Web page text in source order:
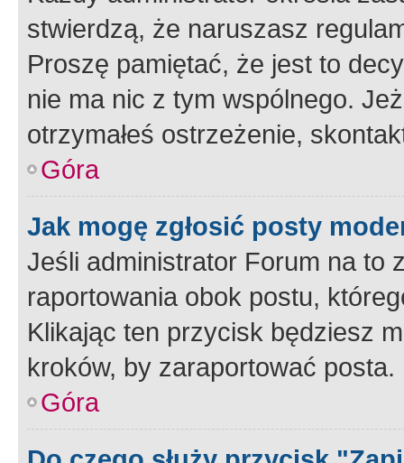
stwierdzą, że naruszasz
Proszę pamiętać, że jest to
nie ma nic z tym wspólnego.
otrzymałeś ostrzeżenie,
Góra
Jak mogę zgłosić posty
Jeśli administrator Forum na to
raportowania obok postu,
Klikając ten przycisk będziesz
kroków, by zaraportować posta.
Góra